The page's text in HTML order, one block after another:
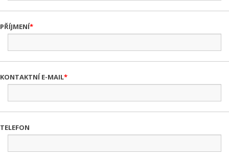
PŘÍJMENÍ
KONTAKTNÍ E-MAIL
TELEFON